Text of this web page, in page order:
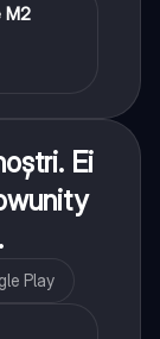
M2
Ei
Play